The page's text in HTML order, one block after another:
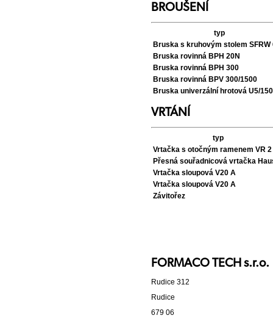
BROUŠENÍ
typ
Bruska s kruhovým stolem SFRW
Bruska rovinná BPH 20N
Bruska rovinná BPH 300
Bruska rovinná BPV 300/1500
Bruska univerzální hrotová U5/
VRTÁNÍ
typ
Vrtačka s otočným ramenem VR 2
Přesná souřadnicová vrtačka
Vrtačka sloupová V20 A
Vrtačka sloupová V20 A
Závitořez
FORMACO TECH s.r.o.
Rudice 312
Rudice
679 06